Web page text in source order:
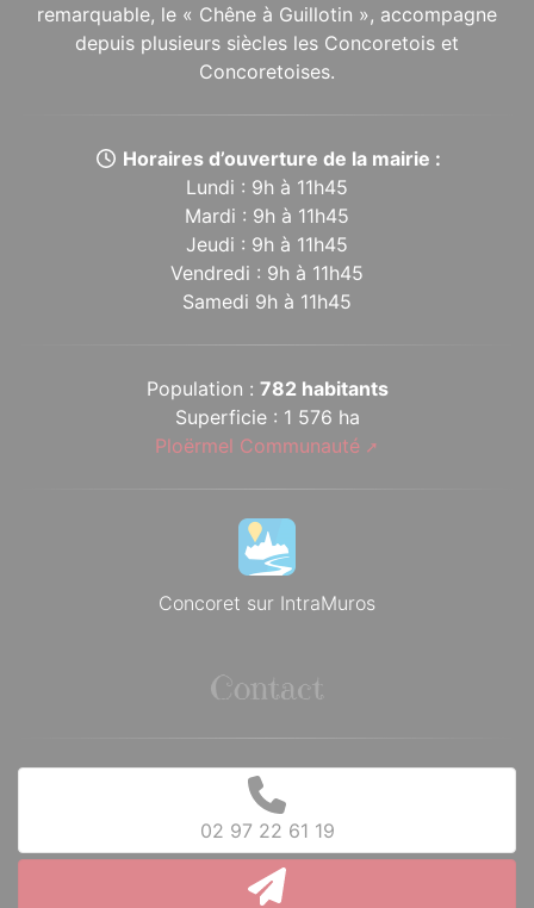
remarquable, le « Chêne à Guillotin », accompagne
depuis plusieurs siècles les Concoretois et
Concoretoises.
Horaires d’ouverture de la mairie :
Lundi : 9h à 11h45
Mardi : 9h à 11h45
Jeudi : 9h à 11h45
Vendredi : 9h à 11h45
Samedi 9h à 11h45
Population : 782 habitants
Superficie : 1 576 ha
Ploërmel Communauté
Concoret sur IntraMuros
Contact
02 97 22 61 19